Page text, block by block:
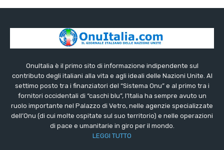
OnuItalia è il primo sito di informazione indipendente sul
contributo degli italiani alla vita e agli ideali delle Nazioni Unite. Al
settimo posto tra i finanziatori del “Sistema Onu” e al primo tra i
fornitori occidentali di “caschi blu”, l’Italia ha sempre avuto un
ruolo importante nel Palazzo di Vetro, nelle agenzie specializzate
dell’Onu (di cui molte ospitate sul suo territorio) e nelle operazioni
di pace e umanitarie in giro per il mondo.
LEGGI TUTTO